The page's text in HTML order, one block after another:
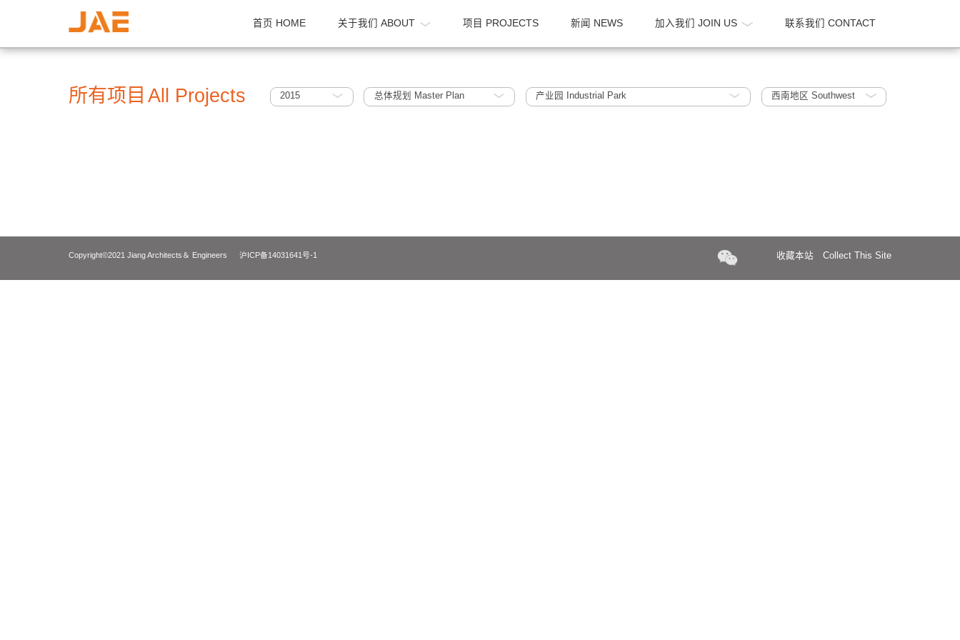
首页 HOME 关于我们 ABOUT 项目 PROJECTS 新闻 NEWS 加入我们 JOIN US 联系我们
所有项目All Projects 2015 总体规划 Master Plan 产业园 Industrial Park 西南地区 Southwest
Copyright©2021 Jiang Architects＆ Engineers 沪ICP备14031641号-1